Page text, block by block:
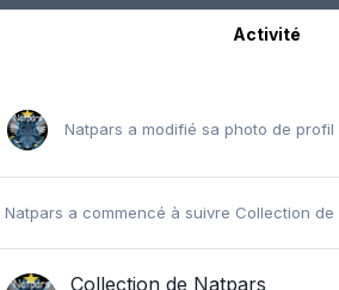
Activité
Natpars a modifié sa photo de profil
Natpars a commencé à suivre Collection de
Collection de Natpars